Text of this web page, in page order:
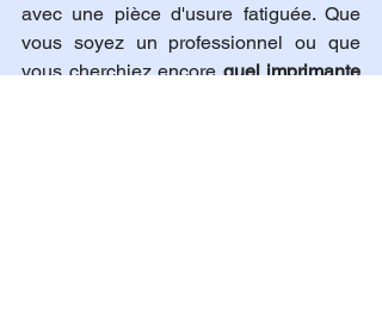
avec une pièce d'usure fatiguée. Que
vous soyez un professionnel ou que
vous cherchiez encore quel imprimante